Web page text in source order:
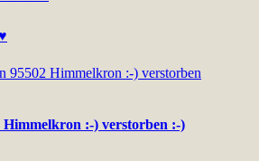
Himmelkron :-) verstorben :-)